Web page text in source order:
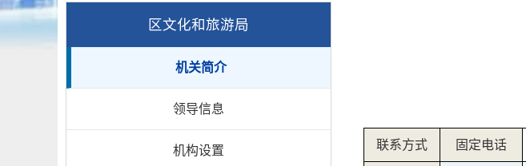
区文化和旅游局
机关简介
领导信息
机构设置 联系方式 固定电话